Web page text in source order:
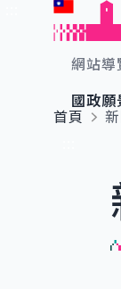
跳到主要內容
網站導
國政願
國家氣
重要談話
總統府新
影音頻道
賴清德總
參觀資訊
首頁